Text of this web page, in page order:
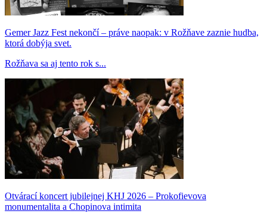
Gemer Jazz Fest nekončí – práve naopak: v Rožňave zaznie hudba,
ktorá dobýja svet.
Rožňava sa aj tento rok s...
Otvárací koncert jubilejnej KHJ 2026 – Prokofievova
monumentalita a Chopinova intimita